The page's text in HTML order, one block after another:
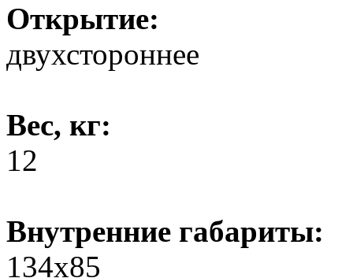
Открытие:
двухстороннее
Вес, кг:
12
Внутренние габариты:
134х85